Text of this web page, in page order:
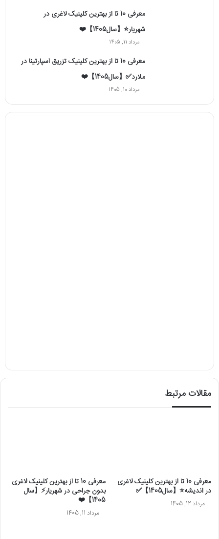
معرفی 10 تا از بهترین کلینیک لاغری در
شهریار⭐【سال1405】❤️
مرداد 11, 1405
معرفی 10 تا از بهترین کلینیک تزریق اسپارتینا در
ملارد✅【سال1405】❤️
مرداد 10, 1405
مقالات مرتبط
معرفی 10 تا از بهترین کلینیک لاغری
در اندیشه⭐【سال1405】✅
مرداد 12, 1405
معرفی 10 تا از بهترین کلینیک لاغری
بدون جراحی در شهریار⚡【سال
1405】❤️
مرداد 11, 1405